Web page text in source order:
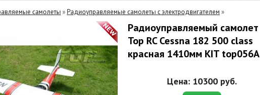
самолеты »Радиоуправляемые самолеты с электродвигателем »
Радиоуправляемый самолет
Top RC Cessna 182 500 class
красная 1410мм KIT top056A
Цена: 10300руб.